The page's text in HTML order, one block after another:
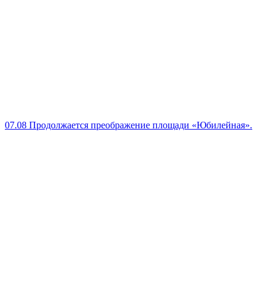
07.08 Продолжается преображение площади «Юбилейная».